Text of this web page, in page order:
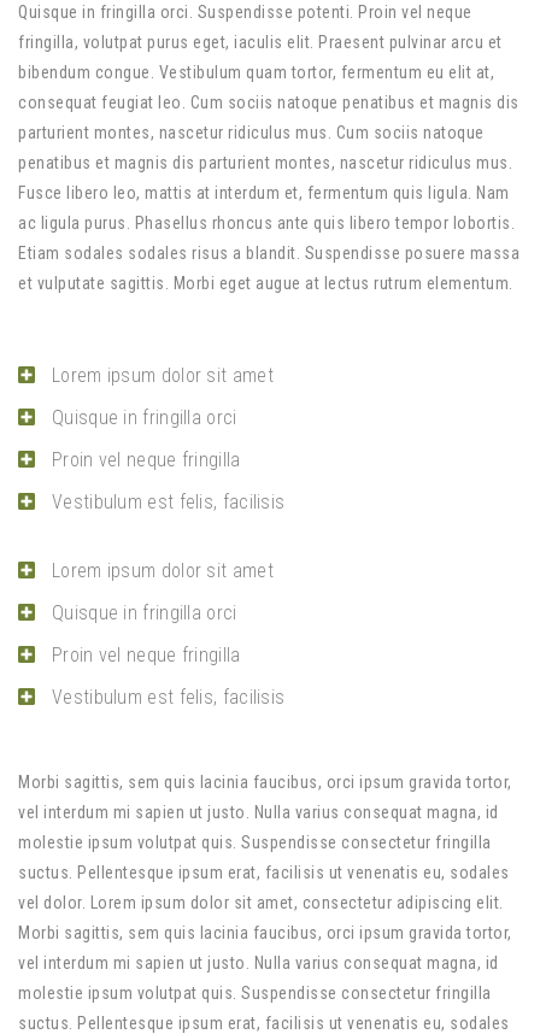
Quisque in fringilla orci. Suspendisse potenti. Proin vel neque
fringilla, volutpat purus eget, iaculis elit. Praesent pulvinar arcu et
bibendum congue. Vestibulum quam tortor, fermentum eu elit at,
consequat feugiat leo. Cum sociis natoque penatibus et magnis dis
parturient montes, nascetur ridiculus mus. Cum sociis natoque
penatibus et magnis dis parturient montes, nascetur ridiculus mus.
Fusce libero leo, mattis at interdum et, fermentum quis ligula. Nam
ac ligula purus. Phasellus rhoncus ante quis libero tempor lobortis.
Etiam sodales sodales risus a blandit. Suspendisse posuere massa
et vulputate sagittis. Morbi eget augue at lectus rutrum elementum.
Lorem ipsum dolor sit amet
Quisque in fringilla orci
Proin vel neque fringilla
Vestibulum est felis, facilisis
Lorem ipsum dolor sit amet
Quisque in fringilla orci
Proin vel neque fringilla
Vestibulum est felis, facilisis
Morbi sagittis, sem quis lacinia faucibus, orci ipsum gravida tortor,
vel interdum mi sapien ut justo. Nulla varius consequat magna, id
molestie ipsum volutpat quis. Suspendisse consectetur fringilla
suctus. Pellentesque ipsum erat, facilisis ut venenatis eu, sodales
vel dolor. Lorem ipsum dolor sit amet, consectetur adipiscing elit.
Morbi sagittis, sem quis lacinia faucibus, orci ipsum gravida tortor,
vel interdum mi sapien ut justo. Nulla varius consequat magna, id
molestie ipsum volutpat quis. Suspendisse consectetur fringilla
suctus. Pellentesque ipsum erat, facilisis ut venenatis eu, sodales